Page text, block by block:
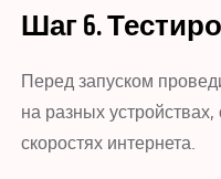
Шаг 6.
Перед запуском
на разных
скоростях интернета.